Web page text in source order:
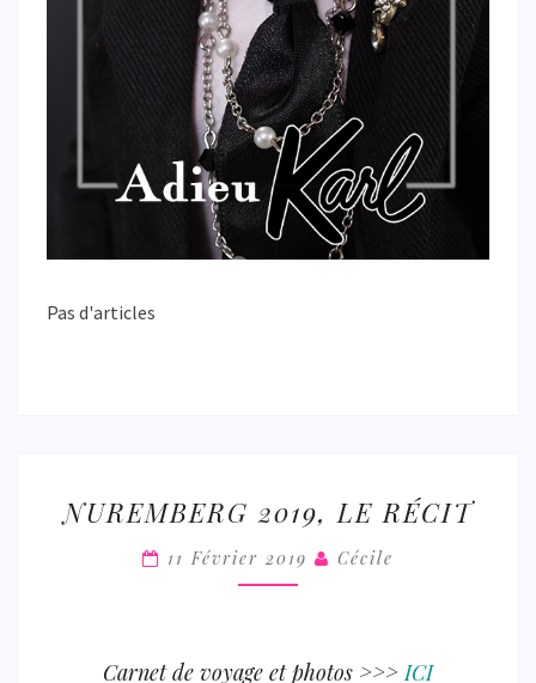
Pas d'articles
2019,
LE
RÉCIT
NUREMBERG 2019, LE RÉCIT
11 Février 2019 Cécile
Carnet de voyage et photos >>>ICI